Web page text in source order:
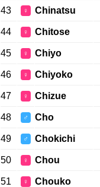
43 ♀ Chinatsu
44 ♀ Chitose
45 ♀ Chiyo
46 ♀ Chiyoko
47 ♀ Chizue
48 ♂ Cho
49 ♂ Chokichi
50 ♀ Chou
51 ♀ Chouko